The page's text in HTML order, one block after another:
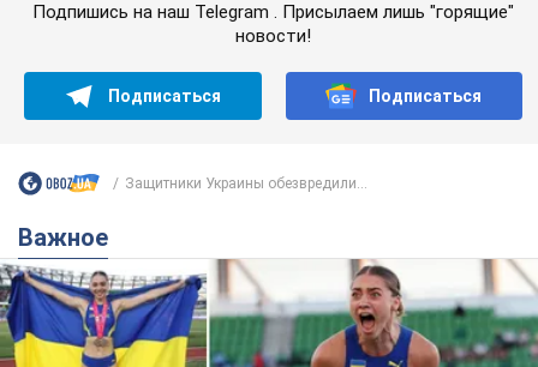
Подпишись на наш Telegram . Присылаем лишь "горящие"
новости!
Подписаться Подписаться
Защитники Украины обезвредили...
Важное